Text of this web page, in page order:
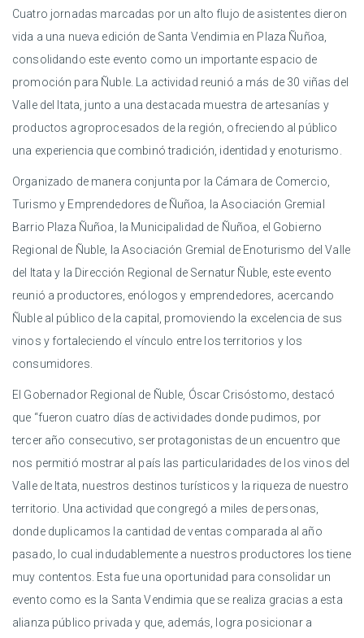
Cuatro jornadas marcadas por un alto flujo de asistentes dieron
vida a una nueva edición de Santa Vendimia en Plaza Ñuñoa,
consolidando este evento como un importante espacio de
promoción para Ñuble. La actividad reunió a más de 30 viñas del
Valle del Itata, junto a una destacada muestra de artesanías y
productos agroprocesados de la región, ofreciendo al público
una experiencia que combinó tradición, identidad y enoturismo.
Organizado de manera conjunta por la Cámara de Comercio,
Turismo y Emprendedores de Ñuñoa, la Asociación Gremial
Barrio Plaza Ñuñoa, la Municipalidad de Ñuñoa, el Gobierno
Regional de Ñuble, la Asociación Gremial de Enoturismo del Valle
del Itata y la Dirección Regional de Sernatur Ñuble, este evento
reunió a productores, enólogos y emprendedores, acercando
Ñuble al público de la capital, promoviendo la excelencia de sus
vinos y fortaleciendo el vínculo entre los territorios y los
consumidores.
El Gobernador Regional de Ñuble, Óscar Crisóstomo, destacó
que “fueron cuatro días de actividades donde pudimos, por
tercer año consecutivo, ser protagonistas de un encuentro que
nos permitió mostrar al país las particularidades de los vinos del
Valle de Itata, nuestros destinos turísticos y la riqueza de nuestro
territorio. Una actividad que congregó a miles de personas,
donde duplicamos la cantidad de ventas comparada al año
pasado, lo cual indudablemente a nuestros productores los tiene
muy contentos. Esta fue una oportunidad para consolidar un
evento como es la Santa Vendimia que se realiza gracias a esta
alianza público privada y que, además, logra posicionar a